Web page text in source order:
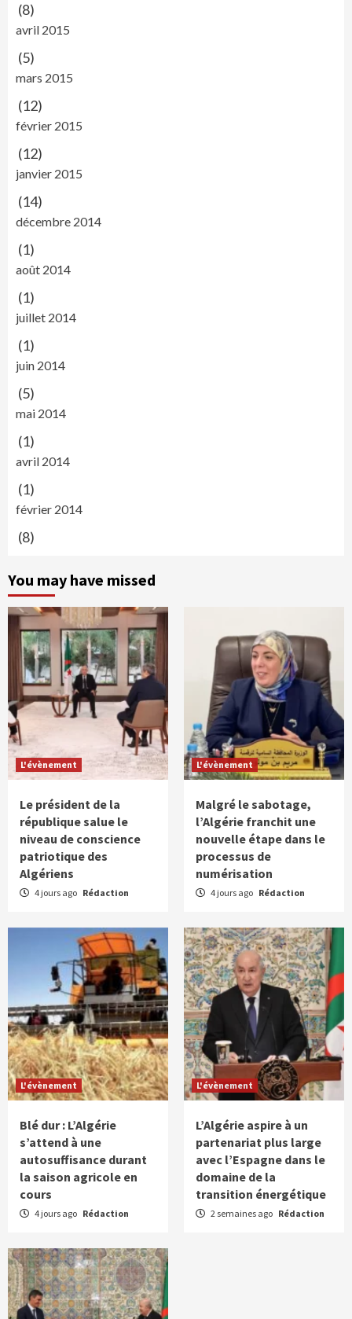
(8)
avril 2015
(5)
mars 2015
(12)
février 2015
(12)
janvier 2015
(14)
décembre 2014
(1)
août 2014
(1)
juillet 2014
(1)
juin 2014
(5)
mai 2014
(1)
avril 2014
(1)
février 2014
(8)
You may have missed
L'évènement
Le président de la
république salue le
niveau de conscience
patriotique des
Algériens
4 jours ago Rédaction
L'évènement
Malgré le sabotage,
l’Algérie franchit une
nouvelle étape dans le
processus de
numérisation
4 jours ago Rédaction
L'évènement
Blé dur : L’Algérie
s’attend à une
autosuffisance durant
la saison agricole en
cours
4 jours ago Rédaction
L'évènement
L’Algérie aspire à un
partenariat plus large
avec l’Espagne dans le
domaine de la
transition énergétique
2 semaines ago Rédaction